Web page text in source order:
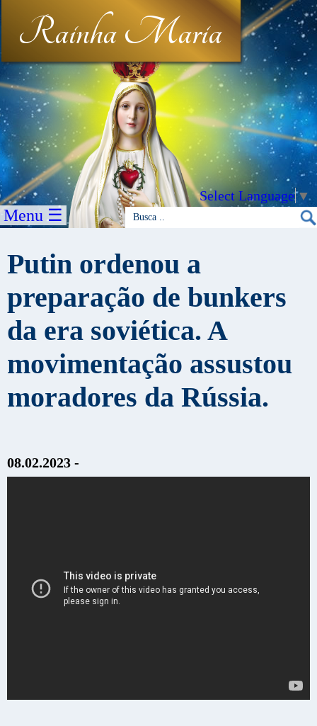
Rainha Maria
Select Language▼
Menu ☰
Putin ordenou a
preparação de bunkers
da era soviética. A
movimentação assustou
moradores da Rússia.
08.02.2023 -